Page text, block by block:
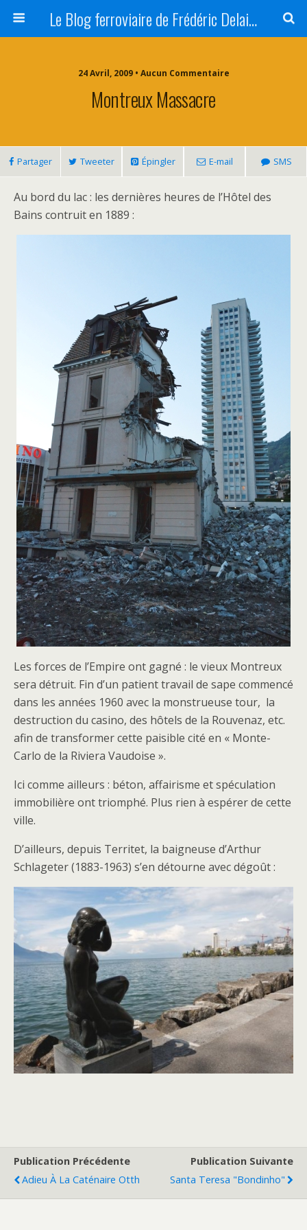
Le Blog ferroviaire de Frédéric Delaitre
24 Avril, 2009 • Aucun Commentaire
Montreux Massacre
Partager Tweeter Épingler E-mail SMS
Au bord du lac : les dernières heures de l’Hôtel des
Bains contruit en 1889 :
Les forces de l’Empire ont gagné : le vieux Montreux
sera détruit. Fin d’un patient travail de sape commencé
dans les années 1960 avec la monstrueuse tour, la
destruction du casino, des hôtels de la Rouvenaz, etc.
afin de transformer cette paisible cité en « Monte-
Carlo de la Riviera Vaudoise ».
Ici comme ailleurs : béton, affairisme et spéculation
immobilière ont triomphé. Plus rien à espérer de cette
ville.
D’ailleurs, depuis Territet, la baigneuse d’Arthur
Schlageter (1883-1963) s’en détourne avec dégoût :
Publication Précédente
Adieu À La Caténaire Otth
Publication Suivante
Santa Teresa "Bondinho"